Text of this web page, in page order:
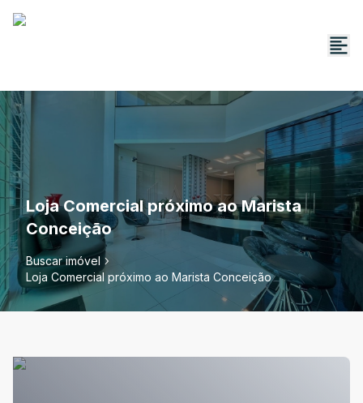
Loja Comercial próximo ao Marista
Conceição
Buscar imóvel
Loja Comercial próximo ao Marista Conceição